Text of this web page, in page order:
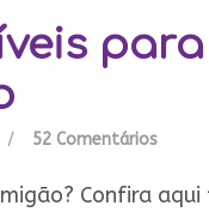
/ 52 Comentários
Confira